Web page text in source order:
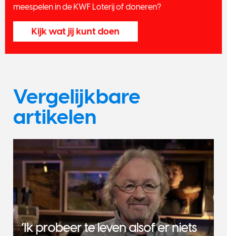
meespelen in de KWF Loterij of doneren?
Kijk wat jij kunt doen
Vergelijkbare
artikelen
‘Ik probeer te leven alsof er niets